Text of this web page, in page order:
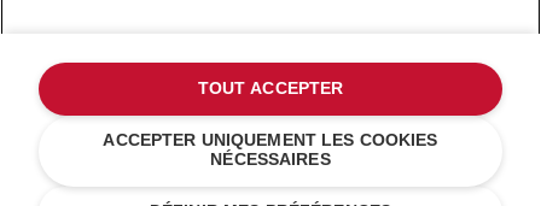
forme du robot pâtissier multifonction sont des marques
commerciales aux États-Unis et ailleurs.
Gérer mes cookies
Politique de confidentialité
Politique en matière de cookies
Résolution des litiges en ligne
ACCEPTER UNIQUEMENT LES COOKIES
NÉCESSAIRES
TOUT ACCEPTER